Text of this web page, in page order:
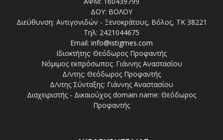
ΔΟΥ: ΒΟΛΟΥ
Διεύθυνση: Αντιγονιδών - Ξενοκράτους, Βόλος, ΤΚ 38221
Τηλ: 2421044675
Email: info@istigmes.com
Ιδιοκτήτης: Θεόδωρος Προφαντής
Νόμιμος εκπρόσωπος: Γιάννης Αναστασίου
Δ/ντης: Θεόδωρος Προφαντής
Δ/ντης Σύνταξης: Γιάννης Αναστασίου
Διαχειριστής - Δικαιούχος domain name: Θεόδωρος
Προφαντής